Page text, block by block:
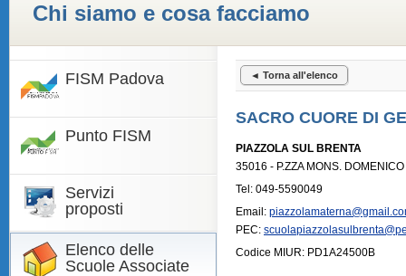
Chi siamo e cosa facciamo
FISM Padova
Punto FISM
Servizi
proposti
Elenco delle
Scuole Associate
◄ Torna all'elenco
SACRO CUORE DI
PIAZZOLA SUL BRENTA
35016 - P.ZZA MONS.
Tel: 049-5590049
Email:
PEC:
Codice MIUR: PD1A24500B